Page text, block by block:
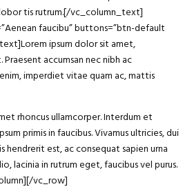
tis rutrum.[/vc_column_text]
faucibu” buttons=”btn-default
ipsum dolor sit amet,
accumsan nec nibh ac
imperdiet vitae quam ac, mattis
rhoncus ullamcorper. Interdum et
primis in faucibus. Vivamus ultricies, dui
est, ac consequat sapien urna
lacinia in rutrum eget, faucibus vel purus.
vc_row]